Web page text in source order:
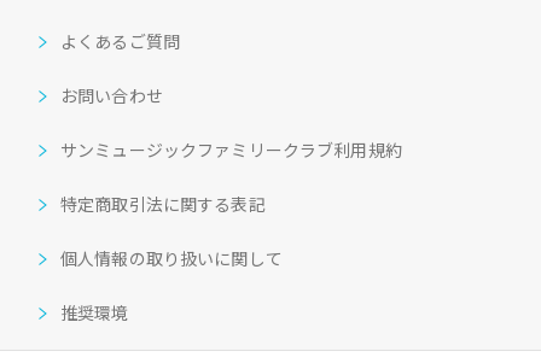
よくあるご質問
お問い合わせ
サンミュージックファミリークラブ利用規約
特定商取引法に関する表記
個人情報の取り扱いに関して
推奨環境